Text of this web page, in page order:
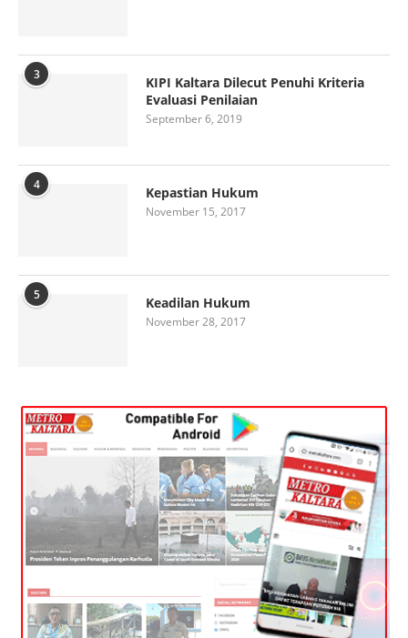
3
KIPI Kaltara Dilecut Penuhi Kriteria
Evaluasi Penilaian
September 6, 2019
4 Kepastian Hukum
November 15, 2017
5 Keadilan Hukum
November 28, 2017